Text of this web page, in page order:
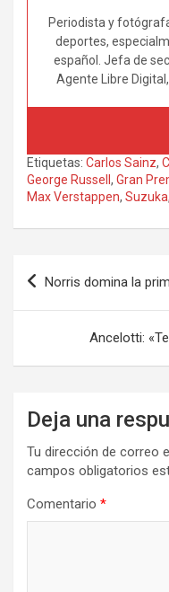
Periodista y
deportes,
español. Jefa de
Agente Libre
Etiquetas: Carlos Sainz,
George Russell , Gran
Max Verstappen, Suzuka,
Navegación
entradas
Norris domina la
Ancelotti:
Deja una
Tu dirección de correo
campos obligatorios
Comentario *